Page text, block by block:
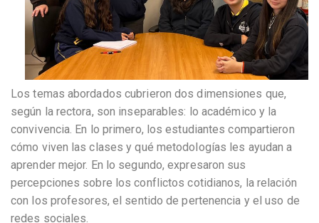
Los temas abordados cubrieron dos dimensiones que,
según la rectora, son inseparables: lo académico y la
convivencia. En lo primero, los estudiantes compartieron
cómo viven las clases y qué metodologías les ayudan a
aprender mejor. En lo segundo, expresaron sus
percepciones sobre los conflictos cotidianos, la relación
con los profesores, el sentido de pertenencia y el uso de
redes sociales.